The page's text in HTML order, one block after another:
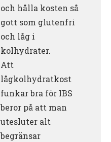
och hålla kosten så
gott som glutenfri
och låg i
kolhydrater.
Att
lågkolhydratkost
funkar bra för IBS
beror på att man
utesluter alt
begränsar